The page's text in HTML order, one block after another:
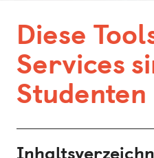
München
Nürnberg
Diese
Services
Studenten